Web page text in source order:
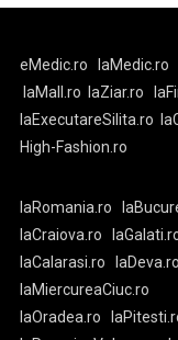
eMedic.ro laMedic.ro
laMall.ro
laZiar.ro
laExecutareSilita.ro
High-Fashion.ro
laRomania.ro
laCraiova.ro
laCalarasi.ro
laDeva.ro
laMiercureaCiuc.ro
laOradea.ro